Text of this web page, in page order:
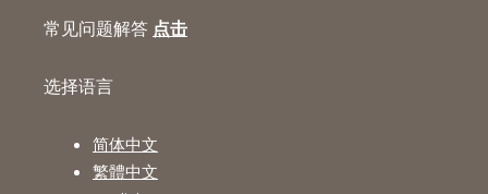
常见问题解答 点击
选择语言
简体中文
繁體中文